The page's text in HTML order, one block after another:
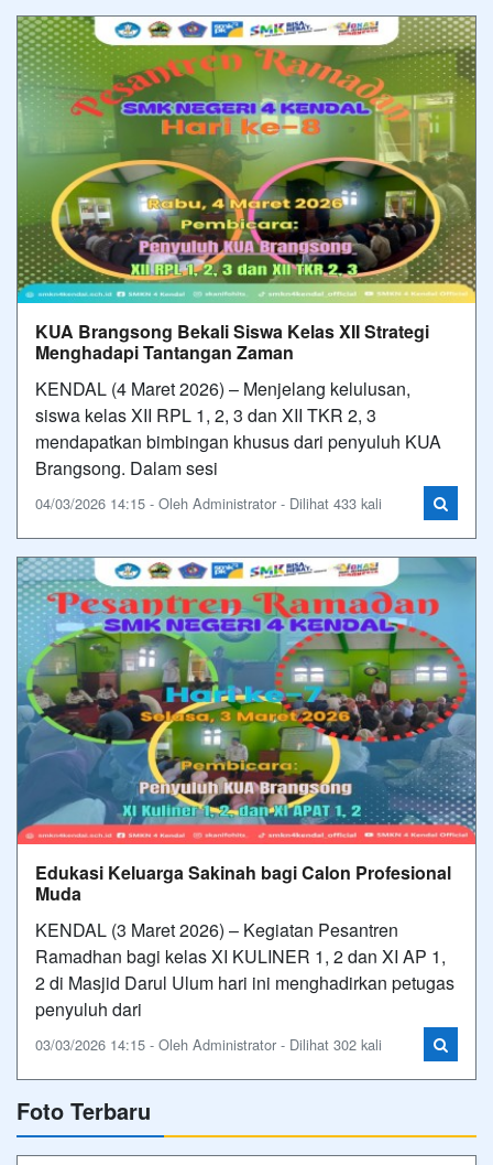
KUA Brangsong Bekali Siswa Kelas XII Strategi
Menghadapi Tantangan Zaman
KENDAL (4 Maret 2026) – Menjelang kelulusan,
siswa kelas XII RPL 1, 2, 3 dan XII TKR 2, 3
mendapatkan bimbingan khusus dari penyuluh KUA
Brangsong. Dalam sesi
04/03/2026 14:15 - Oleh Administrator - Dilihat 433 kali
Edukasi Keluarga Sakinah bagi Calon Profesional
Muda
KENDAL (3 Maret 2026) – Kegiatan Pesantren
Ramadhan bagi kelas XI KULINER 1, 2 dan XI AP 1,
2 di Masjid Darul Ulum hari ini menghadirkan petugas
penyuluh dari
03/03/2026 14:15 - Oleh Administrator - Dilihat 302 kali
Foto Terbaru